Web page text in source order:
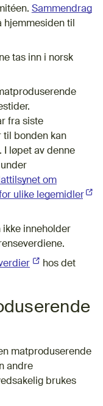
Sammendrag
hjemmesiden til
tas inn i norsk
fra siste
til bonden kan
I løpet av denne
om
ulike legemidler
ikke inneholder
(Ekstern lenke)
hos det
matproduserende
andre
brukes